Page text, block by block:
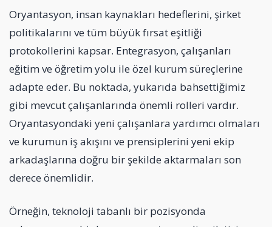
Oryantasyon, insan kaynakları hedeflerini, şirket
politikalarını ve tüm büyük fırsat eşitliği
protokollerini kapsar. Entegrasyon, çalışanları
eğitim ve öğretim yolu ile özel kurum süreçlerine
adapte eder. Bu noktada, yukarıda bahsettiğimiz
gibi mevcut çalışanlarında önemli rolleri vardır.
Oryantasyondaki yeni çalışanlara yardımcı olmaları
ve kurumun iş akışını ve prensiplerini yeni ekip
arkadaşlarına doğru bir şekilde aktarmaları son
derece önemlidir.
Örneğin, teknoloji tabanlı bir pozisyonda